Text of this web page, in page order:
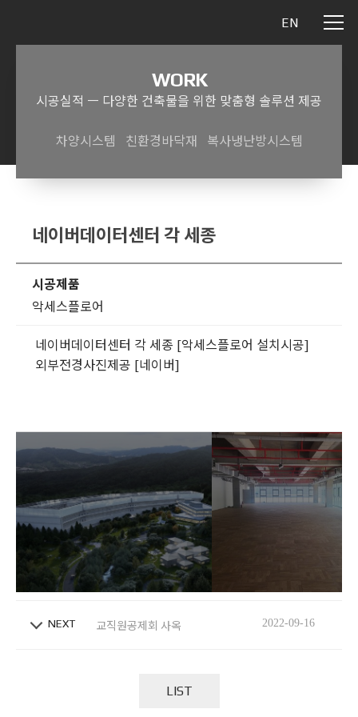
EN
WORK
시공실적 ㅡ 다양한 건축물을 위한 맞춤형 솔루션 제공
차양시스템 친환경바닥재 복사냉난방시스템
네이버데이터센터 각 세종
시공제품
악세스플로어
네이버데이터센터 각 세종 [악세스플로어 설치시공]
외부전경사진제공 [네이버]
NEXT 교직원공제회 사옥 2022-09-16
LIST